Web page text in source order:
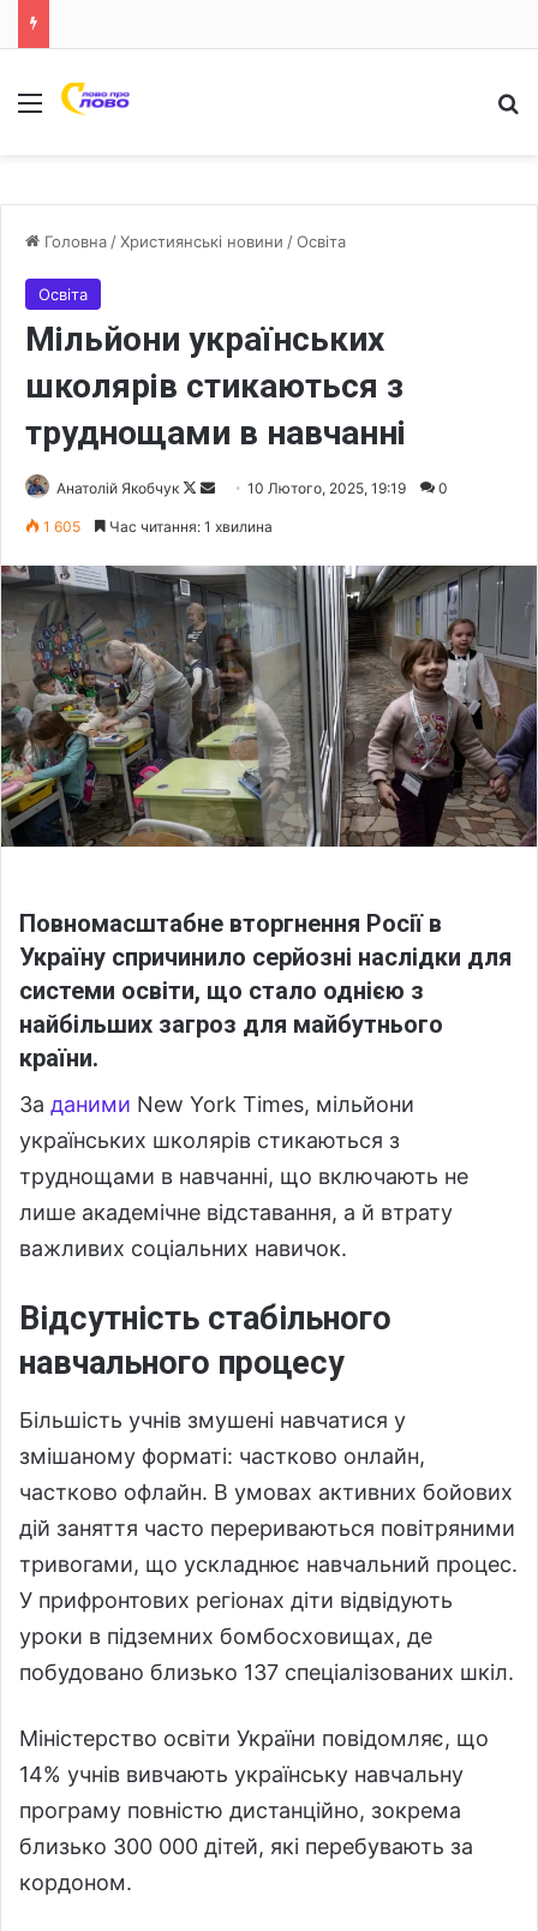
Меню
Головна /Християнські новини /Освіта
Освіта
Мільйони українських
школярів стикаються з
труднощами в навчанні
Анатолій Якобчук
F
o
l
o
w
o
n
X
d
a
n
e
m
a
i
l
10 Лютого, 2025, 19:19 0
1 605 Час читання: 1 хвилина
Повномасштабне вторгнення Росії в
Україну спричинило серйозні наслідки для
системи освіти, що стало однією з
найбільших загроз для майбутнього
країни.
За даними New York Times, мільйони
українських школярів стикаються з
труднощами в навчанні, що включають не
лише академічне відставання, а й втрату
важливих соціальних навичок.
Відсутність стабільного
навчального процесу
Більшість учнів змушені навчатися у
змішаному форматі: частково онлайн,
частково офлайн. В умовах активних бойових
дій заняття часто перериваються повітряними
тривогами, що ускладнює навчальний процес.
У прифронтових регіонах діти відвідують
уроки в підземних бомбосховищах, де
побудовано близько 137 спеціалізованих шкіл.
Міністерство освіти України повідомляє, що
14% учнів вивчають українську навчальну
програму повністю дистанційно, зокрема
близько 300 000 дітей, які перебувають за
кордоном.